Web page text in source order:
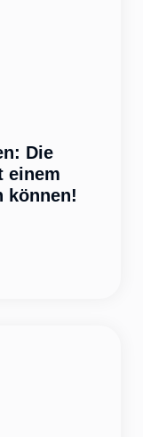
Die
einem
können!